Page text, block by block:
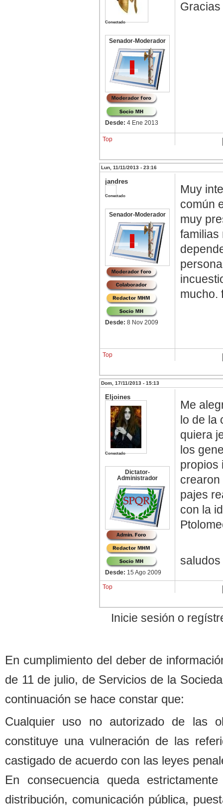
Conectado
Senador-Moderador
Desde: 4 Ene 2013
Top
Lun, 11/11/2013 - 23:16
jandres
Conectado
Senador-Moderador
Desde: 8 Nov 2009
Muy
común
muy
familias
mucho.
Top
Dom, 17/11/2013 - 15:13
Eljoines
Conectado
Dictator-
Administrador
Desde: 15 Ago 2009
Me
lo de la
quiera
los
propios
crearon
pajes
con la
saludos
Top
Inicie sesión o
En cumplimiento del deber de
de 11 de julio, de Servicios de la
continuación se hace constar que:
Cualquier uso no autorizado de las o
constituye una vulneración de las
castigado de acuerdo con las leyes
En consecuencia queda
distribución, comunicación pública,